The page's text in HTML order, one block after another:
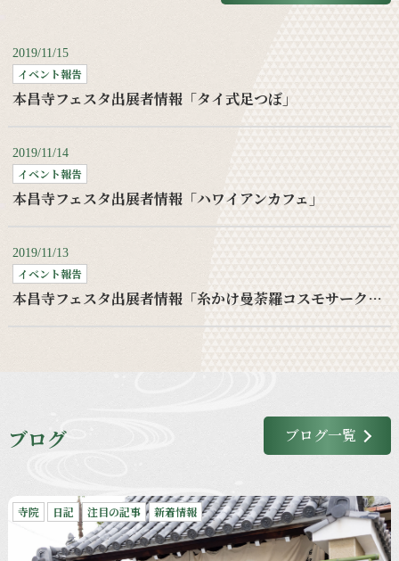
2019/11/15
イベント報告
本昌寺フェスタ出展者情報「タイ式足つぼ」
2019/11/14
イベント報告
本昌寺フェスタ出展者情報「ハワイアンカフェ」
2019/11/13
イベント報告
本昌寺フェスタ出展者情報「糸かけ曼荼羅コスモサークルワークショップ」
ブログ ブログ一覧
寺院 日記 注目の記事 新着情報